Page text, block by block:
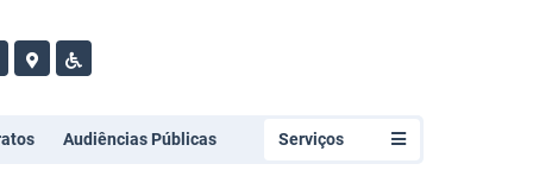
Audiências Públicas Serviços